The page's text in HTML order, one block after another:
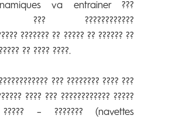
va entrainer ???
??? ????????????
??????? ?? ????? ?? ?????? ??
?? ???? ????.
??? ???????? ???? ???
???? ??? ???????????? ?????
– ??????? (navettes